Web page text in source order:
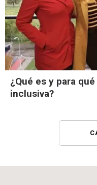
¿Qué es y para
inclusiva?